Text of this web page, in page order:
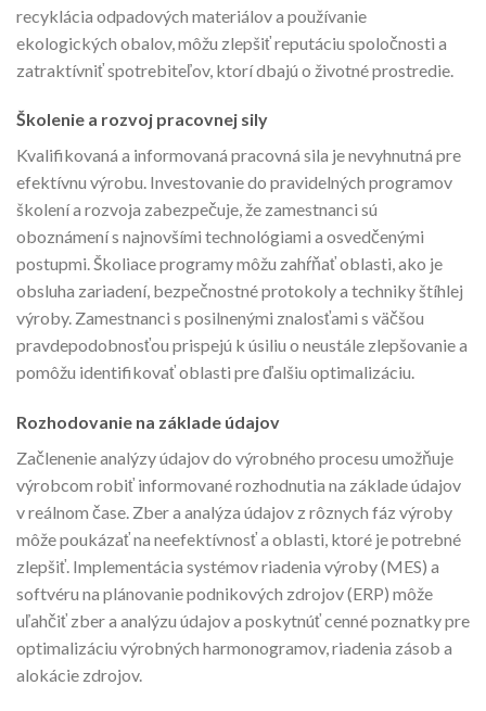
recyklácia odpadových materiálov a používanie
ekologických obalov, môžu zlepšiť reputáciu spoločnosti a
zatraktívniť spotrebiteľov, ktorí dbajú o životné prostredie.
Školenie a rozvoj pracovnej sily
Kvalifikovaná a informovaná pracovná sila je nevyhnutná pre
efektívnu výrobu. Investovanie do pravidelných programov
školení a rozvoja zabezpečuje, že zamestnanci sú
oboznámení s najnovšími technológiami a osvedčenými
postupmi. Školiace programy môžu zahŕňať oblasti, ako je
obsluha zariadení, bezpečnostné protokoly a techniky štíhlej
výroby. Zamestnanci s posilnenými znalosťami s väčšou
pravdepodobnosťou prispejú k úsiliu o neustále zlepšovanie a
pomôžu identifikovať oblasti pre ďalšiu optimalizáciu.
Rozhodovanie na základe údajov
Začlenenie analýzy údajov do výrobného procesu umožňuje
výrobcom robiť informované rozhodnutia na základe údajov
v reálnom čase. Zber a analýza údajov z rôznych fáz výroby
môže poukázať na neefektívnosť a oblasti, ktoré je potrebné
zlepšiť. Implementácia systémov riadenia výroby (MES) a
softvéru na plánovanie podnikových zdrojov (ERP) môže
uľahčiť zber a analýzu údajov a poskytnúť cenné poznatky pre
optimalizáciu výrobných harmonogramov, riadenia zásob a
alokácie zdrojov.